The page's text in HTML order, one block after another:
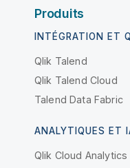
Produits
INTÉGRATION ET
Qlik Talend
Qlik Talend Cloud
Talend Data Fabric
ANALYTIQUES ET
Qlik Cloud Analytics